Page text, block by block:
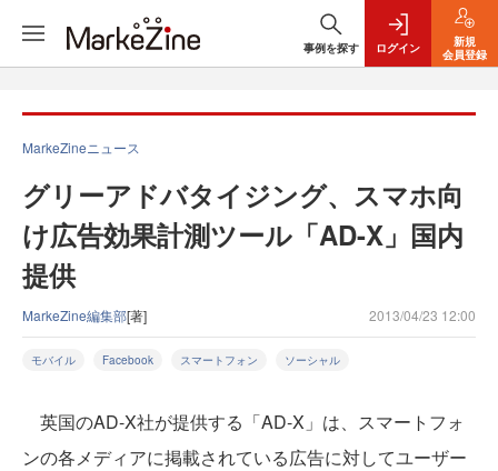
事例を探す ログイン
新規
会員登録
MarkeZineニュース
グリーアドバタイジング、スマホ向
け広告効果計測ツール「AD-X」国内
提供
MarkeZine編集部[著] 2013/04/23 12:00
モバイル Facebook スマートフォン ソーシャル
英国のAD-X社が提供する「AD-X」は、スマートフォ
ンの各メディアに掲載されている広告に対してユーザー